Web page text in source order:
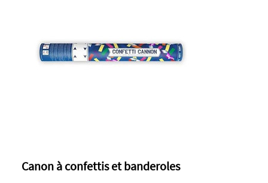
Canon à confettis et banderoles